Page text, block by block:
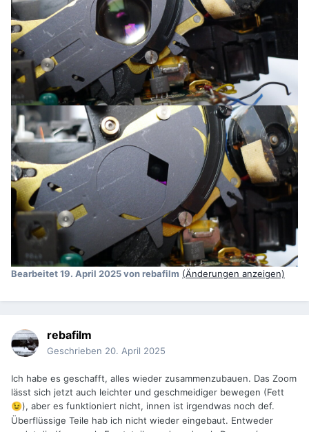
Bearbeitet19. April 2025von rebafilm (Änderungen anzeigen)
rebafilm
Geschrieben 20. April 2025
Ich habe es geschafft, alles wieder zusammenzubauen. Das Zoom
lässt sich jetzt auch leichter und geschmeidiger bewegen (Fett
😉), aber es funktioniert nicht, innen ist irgendwas noch def.
Überflüssige Teile hab ich nicht wieder eingebaut. Entweder